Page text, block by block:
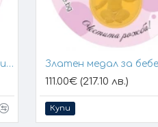
Златен медал за бебе момиче 24К
111.00€ (217.10 лв.)
Купи